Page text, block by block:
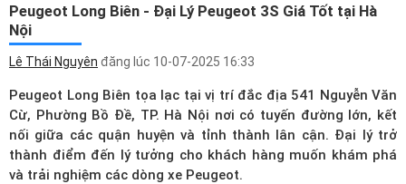
Peugeot Long Biên - Đại Lý Peugeot 3S Giá Tốt tại Hà
Nội
Lê Thái Nguyên đăng lúc 10-07-2025 16:33
Peugeot Long Biên tọa lạc tại vị trí đắc địa 541 Nguyễn Văn
Cừ, Phường Bồ Đề, TP. Hà Nội nơi có tuyến đường lớn, kết
nối giữa các quận huyện và tỉnh thành lân cận. Đại lý trở
thành điểm đến lý tưởng cho khách hàng muốn khám phá
và trải nghiệm các dòng xe Peugeot.